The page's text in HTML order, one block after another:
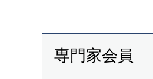
専門家会員